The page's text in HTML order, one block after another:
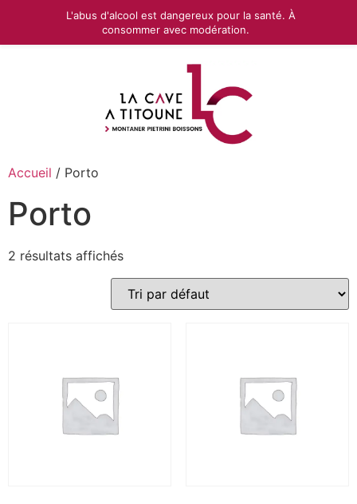
Accueil / Porto
Porto
2 résultats affichés
L'abus d'alcool est dangereux pour la santé. À
consommer avec modération.